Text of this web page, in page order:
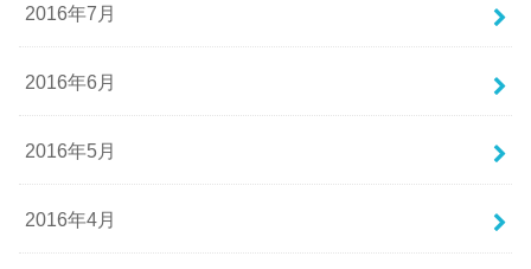
2016年7月
2016年6月
2016年5月
2016年4月